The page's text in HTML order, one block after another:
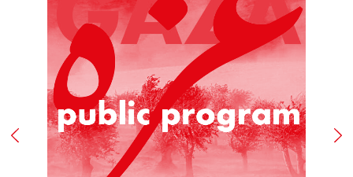
La richiesta di recesso dovrà essere anticipata a
Fondazione Merz, tramite il seguente indirizzo e-mail:
biglietteria@fondazionemerz.org e, soltanto a seguito di
riscontro, il/i prodotto/i, in condizioni di sostanziale
integrità – custoditi ed eventualmente adoperati con
l’uso della normale diligenza – dovranno essere spediti
compresi dell’imballo originale, di sigilli eventualmente
apposti, nonché di documentazione accessoria.
Le spese di restituzione resteranno a carico del Cliente.
Il Cliente, potrà rifiutare il ritiro del/i prodotti all’atto
della consegna secondo quanto stabilito al precedente